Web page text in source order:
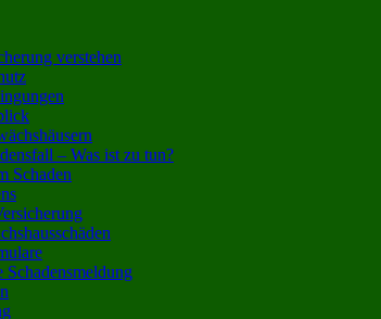
verstehen
– Was ist zu tun?
Schaden